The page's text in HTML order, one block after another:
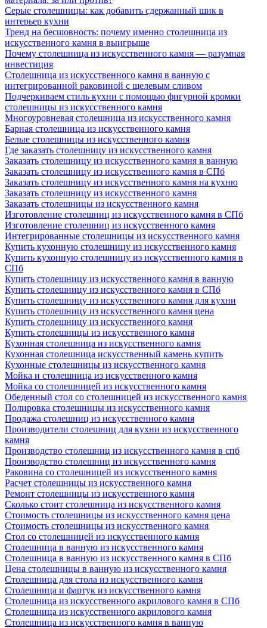
Серые столешницы: как добавить сдержанный шик в
интерьер кухни
Тренд на бесшовность: почему именно столешница из
искусственного камня в выигрыше
Почему столешница из искусственного камня — разумная
инвестиция
Столешница из искусственного камня в ванную с
интегрированной раковиной с щелевым сливом
Подчеркиваем стиль кухни с помощью фигурной кромки
столешницы из искусственного камня
Многоуровневая столешница из искусственного камня
Барная столешница из искусственного камня
Белые столешницы из искусственного камня
Где заказать столешницу из искусственного камня
Заказать столешницу из искусственного камня в ванную
Заказать столешницу из искусственного камня в СПб
Заказать столешницу из искусственного камня на кухню
Заказать столешницу из искусственного камня
Заказать столешницы из искусственного камня
Изготовление столешниц из искусственного камня в СПб
Изготовление столешниц из искусственного камня
Интегрированные столешницы из искусственного камня
Купить кухонную столешницу из искусственного камня
Купить кухонную столешницу из искусственного камня в
СПб
Купить столешницу из искусственного камня в ванную
Купить столешницу из искусственного камня в СПб
Купить столешницу из искусственного камня для кухни
Купить столешницу из искусственного камня цена
Купить столешницу из искусственного камня
Купить столешницы из искусственного камня
Кухонная столешница из искусственного камня
Кухонная столешница искусственный камень купить
Кухонные столешницы из искусственного камня
Мойка и столешница из искусственного камня
Мойка со столешницей из искусственного камня
Обеденный стол со столешницей из искусственного камня
Полировка столешницы из искусственного камня
Продажа столешниц из искусственного камня
Производители столешниц для кухни из искусственного
камня
Производство столешниц из искусственного камня в спб
Производство столешниц из искусственного камня
Раковина со столешницей из искусственного камня
Расчет столешницы из искусственного камня
Ремонт столешницы из искусственного камня
Сколько стоит столешница из искусственного камня
Стоимость столешницы из искусственного камня цена
Стоимость столешницы из искусственного камня
Стол со столешницей из искусственного камня
Столешница в ванную из искусственного камня
Столешница в ванную из искусственного камня в СПб
Цена столешницы в ванную из искусственного камня
Столешница для стола из искусственного камня
Столешница и фартук из искусственного камня
Столешница из искусственного акрилового камня в СПб
Столешница из искусственного акрилового камня
Столешница из искусственного камня в ванную